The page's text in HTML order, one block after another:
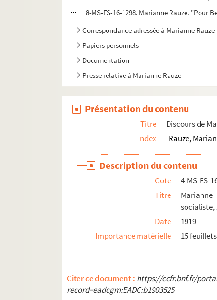
8-MS-FS-16-1298. Marianne Rauze. "Pour
Correspondance adressée à Marianne Rauze
Papiers personnels
Documentation
Presse relative à Marianne Rauze
Présentation du contenu
Titre
Discours de
Index
Rauze,
Description du contenu
Cote
4-MS-FS-
Titre
socialiste,
Date
1919
Importance matérielle
15 feuillets
Citer ce document : https://ccfr.bnf.fr/
record=eadcgm:EADC:b1903525